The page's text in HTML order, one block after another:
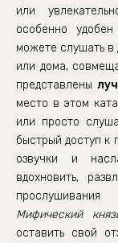
или
особенно
можете слушать в
или дома,
представлены
место в этом
или просто
быстрый доступ к
озвучки и
вдохновить,
Мифический
оставить свой